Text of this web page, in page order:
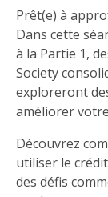
Prêt(e) à
Dans cette
à la Partie 1,
Society
exploreront
améliorer
Découvrez
utiliser le
des défis